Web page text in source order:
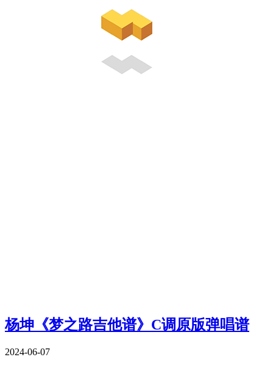
杨坤《梦之路吉他谱》C调原版弹唱谱
2024-06-07